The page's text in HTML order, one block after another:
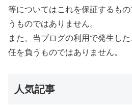
等についてはこれを保証するも
うものではありません。
また、当ブログの利用で発生し
任を負うものではありません。
人気記事